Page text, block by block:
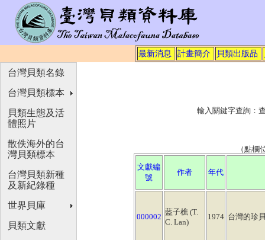
最新消息 計畫簡介 貝類出版品
輸入關鍵字查詢：
（點欄
文獻編
號
作者 年代
000002
藍子樵 (T.
C. Lan)
1974 台灣的珍
台灣貝類名錄
台灣貝類標本
貝類生態及活
體照片
散佚海外的台
灣貝類標本
台灣貝類新種
及新紀錄種
世界貝庫
貝類文獻